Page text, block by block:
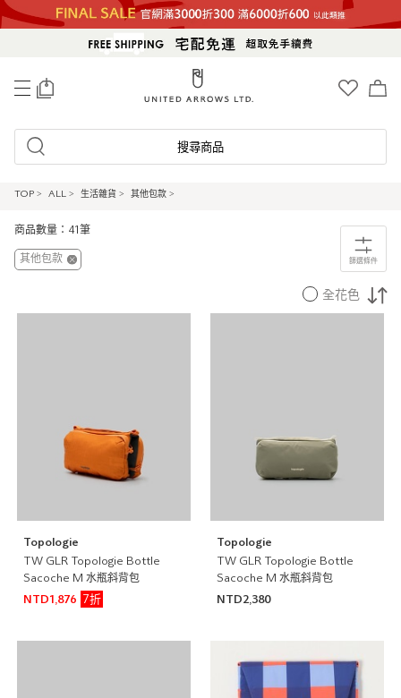
搜尋商品
TOP > ALL > 生活雜貨 > 其他包款 >
商品數量：41筆
篩選條件
其他包款
全花色
Topologie
TW GLR Topologie Bottle
Sacoche M 水瓶斜背包
NTD1,876
7折
Topologie
TW GLR Topologie Bottle
Sacoche M 水瓶斜背包
NTD2,380